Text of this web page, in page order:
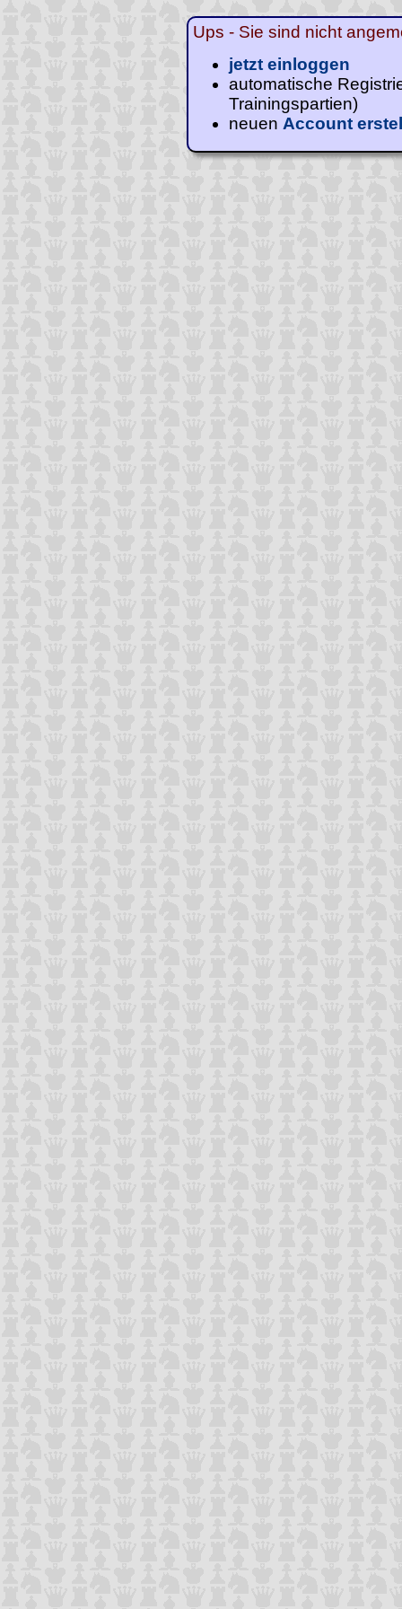
Ups - Sie sind nicht
jetzt einloggen
automatische
Trainingspartien)
neuen Account